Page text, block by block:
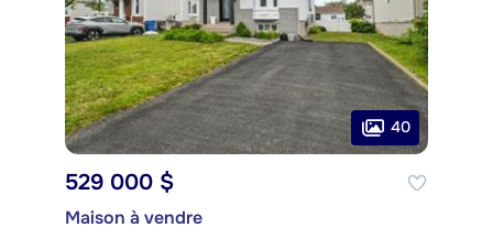
40
529 000 $
Maison à vendre